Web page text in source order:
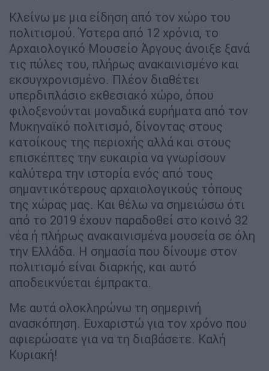
Κλείνω με μια είδηση από τον χώρο του
πολιτισμού. Ύστερα από 12 χρόνια, το
Αρχαιολογικό Μουσείο Άργους άνοιξε ξανά
τις πύλες του, πλήρως ανακαινισμένο και
εκσυγχρονισμένο. Πλέον διαθέτει
υπερδιπλάσιο εκθεσιακό χώρο, όπου
φιλοξενούνται μοναδικά ευρήματα από τον
Μυκηναϊκό πολιτισμό, δίνοντας στους
κατοίκους της περιοχής αλλά και στους
επισκέπτες την ευκαιρία να γνωρίσουν
καλύτερα την ιστορία ενός από τους
σημαντικότερους αρχαιολογικούς τόπους
της χώρας μας. Και θέλω να σημειώσω ότι
από το 2019 έχουν παραδοθεί στο κοινό 32
νέα ή πλήρως ανακαινισμένα μουσεία σε όλη
την Ελλάδα. Η σημασία που δίνουμε στον
πολιτισμό είναι διαρκής, και αυτό
αποδεικνύεται έμπρακτα.
Με αυτά ολοκληρώνω τη σημερινή
ανασκόπηση. Ευχαριστώ για τον χρόνο που
αφιερώσατε για να τη διαβάσετε. Καλή
Κυριακή!